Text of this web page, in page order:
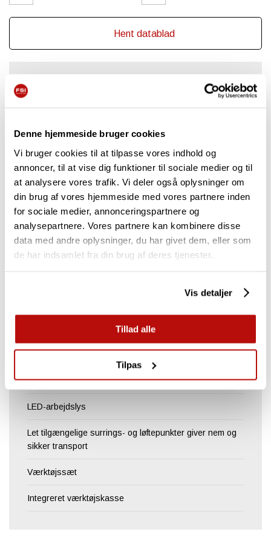
Denne hjemmeside bruger cookies
Vi bruger cookies til at tilpasse vores indhold og
annoncer, til at vise dig funktioner til sociale medier og til
at analysere vores trafik. Vi deler også oplysninger om
din brug af vores hjemmeside med vores partnere inden
for sociale medier, annonceringspartnere og
analysepartnere. Vores partnere kan kombinere disse
data med andre oplysninger, du har givet dem, eller som
de har indsamlet fra din brug af deres tjenester.
Vis detaljer
Tillad alle
Tilpas
Hent datablad
Quick info
FSI power-drive – 2-trins drivsystem med 2WD HI og
4WD LOW
FSI power-sweep – intelligent styresystem, der
optimerer fræsekapaciteten
FSI power-cut fræseskive sikrer effektiv spånfjernelse
og reduceret slid på tænderne
Vedligeholdelsesfrit lejehus ved fræsehovedet
Hydraulisk 4-hjulstræk sikrer optimal fremkommelighed
Hurtig opbremsning af fræseskiven ved deaktivering
Fleksibelt spånfang sikrer optimal spånopsamling
LED-arbejdslys
Let tilgængelige surrings- og løftepunkter giver nem og
sikker transport
Værktøjssæt
Integreret værktøjskasse